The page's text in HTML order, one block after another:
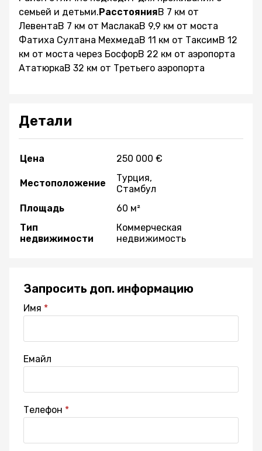
семьей и детьми.РасстоянияВ 7 км от
ЛевентаВ 7 км от МаслакаВ 9,9 км от моста
Фатиха Султана МехмедаВ 11 км от ТаксимВ 12
км от моста через БосфорВ 22 км от аэропорта
АтатюркаВ 32 км от Третьего аэропорта
Детали
Цена 250 000 €
Местоположение
Турция,
Стамбул
Площадь
60 м²
Тип
недвижимости
Коммерческая
недвижимость
Запросить доп. информацию
Имя
Емайл
Телефон